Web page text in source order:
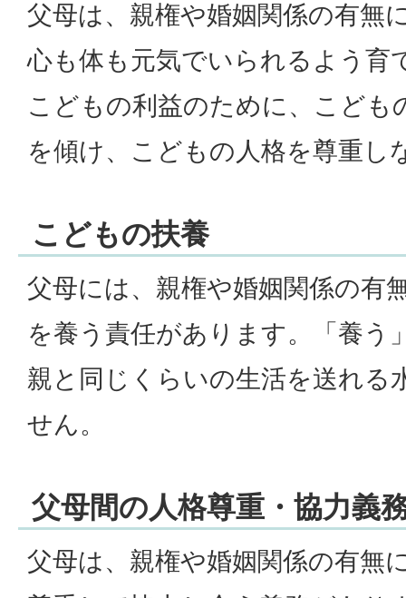
父母は、親権や婚姻関係の有無
心も体も元気でいられるよう育
こどもの利益のために、こども
を傾け、こどもの人格を尊重し
こどもの扶養
父母には、親権や婚姻関係の有
を養う責任があります。「養う
親と同じくらいの生活を送れる
せん。
父母間の人格尊重・協力義
父母は、親権や婚姻関係の有無